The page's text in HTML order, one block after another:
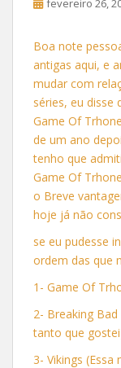
fevereiro 26,
Boa note
antigas aqui, e
mudar com
séries, eu disse
Game Of
de um ano
tenho que
Game Of
o Breve
hoje já não
se eu pudesse
ordem das que
1- Game Of
2- Breaking
tanto que
3- Vikings